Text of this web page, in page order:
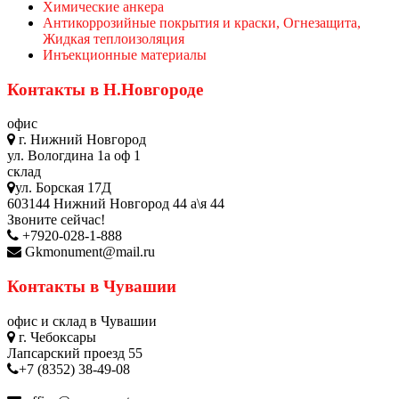
Химические анкера
Антикоррозийные покрытия и краски, Огнезащита,
Жидкая теплоизоляция
Инъекционные материалы
Контакты в Н.Новгороде
офис
г. Нижний Новгород
ул. Вологдина 1а оф 1
склад
ул. Борская 17Д
603144 Нижний Новгород 44 а\я 44
Звоните сейчас!
+7920-028-1-888
Gkmonument@mail.ru
Контакты в Чувашии
офис и склад в Чувашии
г. Чебоксары
Лапсарский проезд 55
+7 (8352) 38-49-08